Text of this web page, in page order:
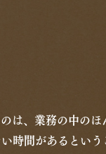
は、業務の中のほ
時間があるという